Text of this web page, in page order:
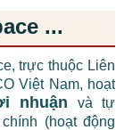
...
trực thuộc Liên
Việt Nam, hoạt
nhuận và tự
(hoạt động